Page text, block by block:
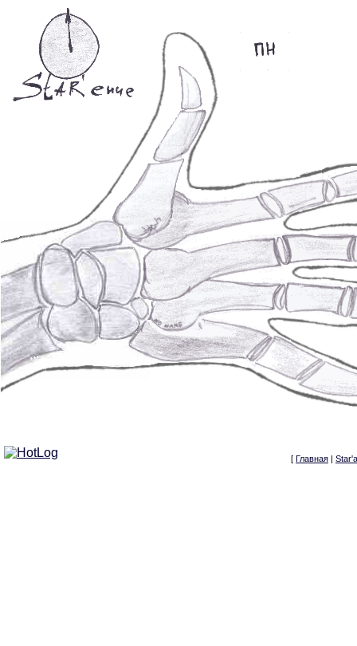
[ Главная |